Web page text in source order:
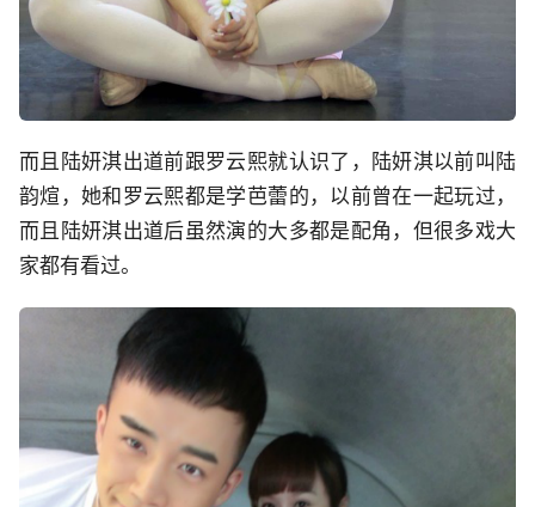
而且陆妍淇出道前跟罗云熙就认识了，陆妍淇以前叫陆
韵煊，她和罗云熙都是学芭蕾的，以前曾在一起玩过，
而且陆妍淇出道后虽然演的大多都是配角，但很多戏大
家都有看过。